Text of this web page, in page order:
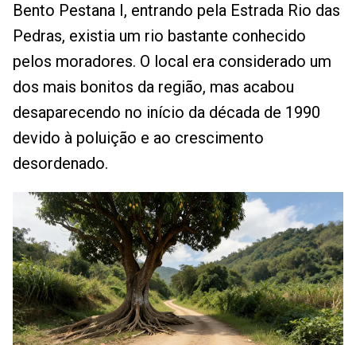
Bento Pestana I, entrando pela Estrada Rio das
Pedras, existia um rio bastante conhecido
pelos moradores. O local era considerado um
dos mais bonitos da região, mas acabou
desaparecendo no início da década de 1990
devido à poluição e ao crescimento
desordenado.